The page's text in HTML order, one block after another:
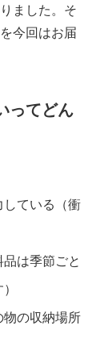
ました。そ
今回はお届
ってどん
ている（衝
は季節ごと
の収納場所